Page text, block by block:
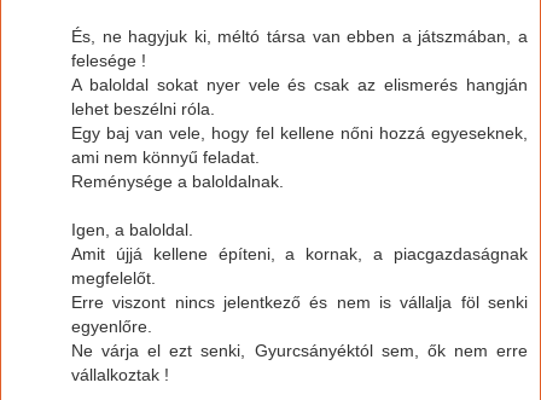
És, ne hagyjuk ki, méltó társa van ebben a játszmában, a
felesége !
A baloldal sokat nyer vele és csak az elismerés hangján
lehet beszélni róla.
Egy baj van vele, hogy fel kellene nőni hozzá egyeseknek,
ami nem könnyű feladat.
Reménysége a baloldalnak.
Igen, a baloldal.
Amit újjá kellene építeni, a kornak, a piacgazdaságnak
megfelelőt.
Erre viszont nincs jelentkező és nem is vállalja föl senki
egyenlőre.
Ne várja el ezt senki, Gyurcsányéktól sem, ők nem erre
vállalkoztak !